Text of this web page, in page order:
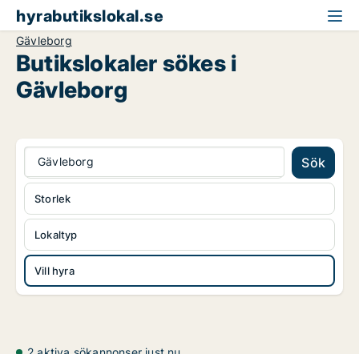
hyrabutikslokal.se
Gävleborg
Butikslokaler sökes i
Gävleborg
Gävleborg Sök
Lokaltyp
Vill hyra
Storlek